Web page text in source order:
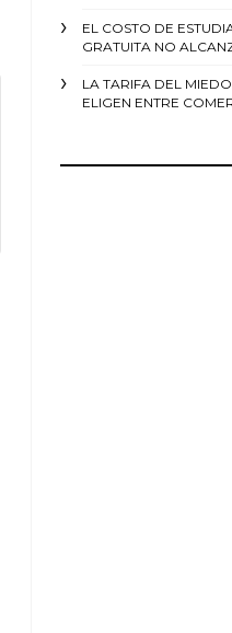
EL COSTO DE
GRATUITA NO
LA TARIFA DEL
ELIGEN ENTRE